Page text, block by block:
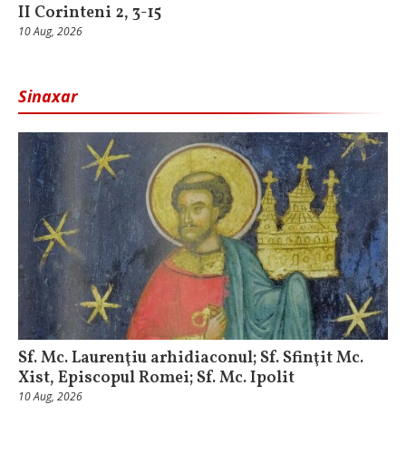
II Corinteni 2, 3-15
10 Aug, 2026
Sinaxar
Sf. Mc. Laurenţiu arhidiaconul; Sf. Sfinţit Mc.
Xist, Episcopul Romei; Sf. Mc. Ipolit
10 Aug, 2026